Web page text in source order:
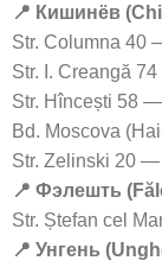
📍 Кишинёв
Str. Columna 40
Str. I. Creangă
Str. Hîncești 58 —
Bd. Moscova
Str. Zelinski 20 —
📍 Фэлешть
Str. Ștefan cel
📍 Унгень